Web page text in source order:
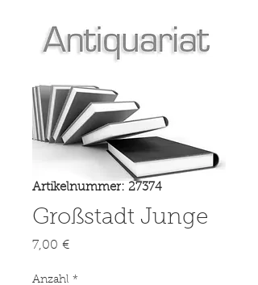
Artikelnummer: 27374
Großstadt Junge
7,00 €Preis
Anzahl *